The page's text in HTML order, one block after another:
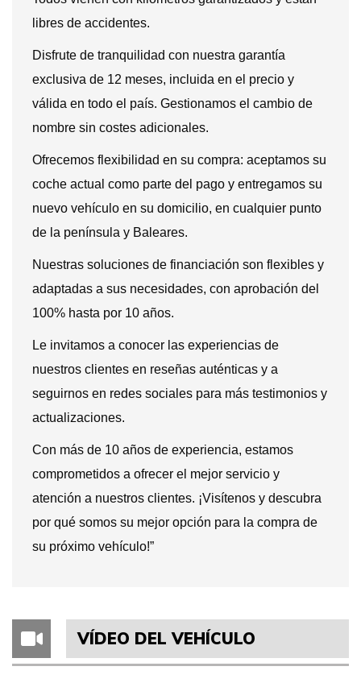
libres de accidentes.
Disfrute de tranquilidad con nuestra garantía
exclusiva de 12 meses, incluida en el precio y
válida en todo el país. Gestionamos el cambio de
nombre sin costes adicionales.
Ofrecemos flexibilidad en su compra: aceptamos su
coche actual como parte del pago y entregamos su
nuevo vehículo en su domicilio, en cualquier punto
de la península y Baleares.
Nuestras soluciones de financiación son flexibles y
adaptadas a sus necesidades, con aprobación del
100% hasta por 10 años.
Le invitamos a conocer las experiencias de
nuestros clientes en reseñas auténticas y a
seguirnos en redes sociales para más testimonios y
actualizaciones.
Con más de 10 años de experiencia, estamos
comprometidos a ofrecer el mejor servicio y
atención a nuestros clientes. ¡Visítenos y descubra
por qué somos su mejor opción para la compra de
su próximo vehículo!”
VÍDEO DEL VEHÍCULO